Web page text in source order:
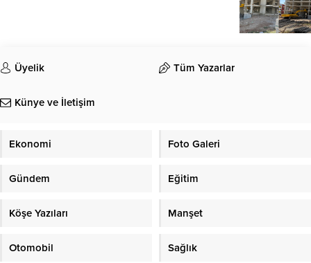
Üyelik Tüm Yazarlar
Künye ve İletişim
Ekonomi Foto Galeri
Gündem Eğitim
Köşe Yazıları Manşet
Otomobil Sağlık